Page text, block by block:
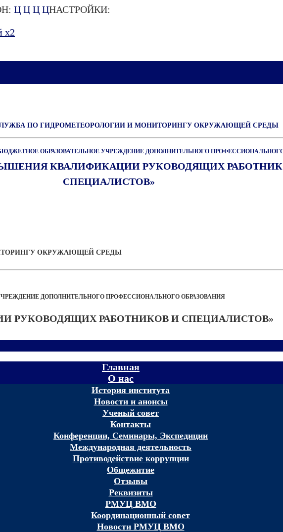
Ц Ц Ц ЦНАСТРОЙКИ:
х2
ПО ГИДРОМЕТЕОРОЛОГИИ И МОНИТОРИНГУ ОКРУЖАЮЩЕЙ СРЕДЫ
ОБРАЗОВАТЕЛЬНОЕ УЧРЕЖДЕНИЕ ДОПОЛНИТЕЛЬНОГО
КВАЛИФИКАЦИИ РУКОВОДЯЩИХ
СПЕЦИАЛИСТОВ»
ОКРУЖАЮЩЕЙ СРЕДЫ
ДОПОЛНИТЕЛЬНОГО ПРОФЕССИОНАЛЬНОГО ОБРАЗОВАНИЯ
РУКОВОДЯЩИХ РАБОТНИКОВ И СПЕЦИАЛИСТОВ»
Главная
О нас
История института
Новости и анонсы
Ученый совет
Контакты
Конференции, Семинары, Экспедиции
Международная деятельность
Противодействие коррупции
Общежитие
Отзывы
Реквизиты
РМУЦ ВМО
Координационный совет
Новости РМУЦ ВМО